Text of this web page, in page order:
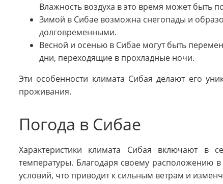
Влажность воздуха в это время может быть
Зимой в Сибае возможна снегопады и
долговременными.
Весной и осенью в Сибае могут быть
дни, переходящие в прохладные ночи.
Эти особенности климата Сибая делают его
проживания.
Погода в Сибае
Характеристики климата Сибая включают в
температуры. Благодаря своему расположению
условий, что приводит к сильным ветрам и